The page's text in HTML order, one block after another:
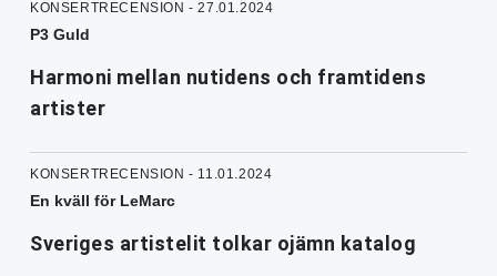
KONSERTRECENSION - 27.01.2024
P3 Guld
Harmoni mellan nutidens och framtidens
artister
KONSERTRECENSION - 11.01.2024
En kväll för LeMarc
Sveriges artistelit tolkar ojämn katalog